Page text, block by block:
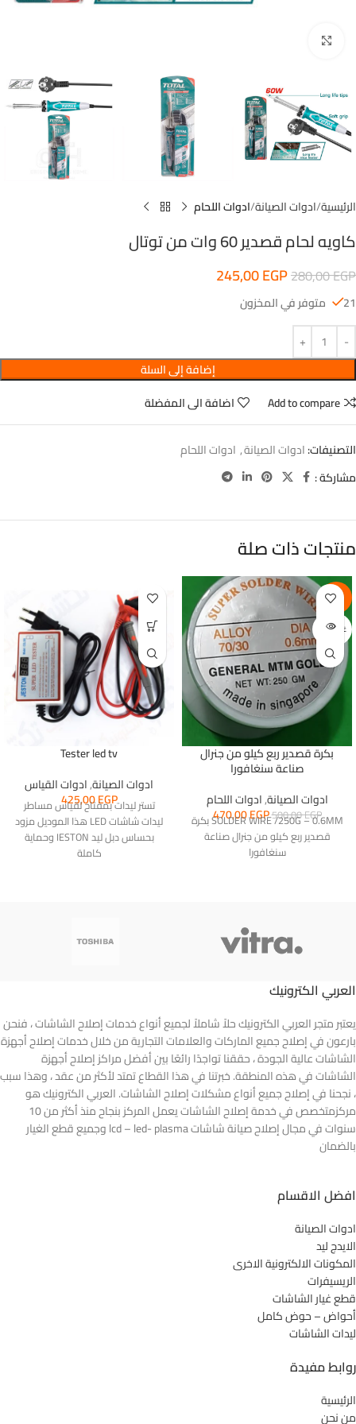
الرئيسية ادوات الصيانة ادوات اللحام
كاويه لحام قصدير 60 وات من توتال
280,00EGP
245,00EGP
21 متوفر في المخزون
إضافة إلى السلة
Add to compare
اضافة الى المفضلة
التصنيفات:ادوات الصيانة, ادوات اللحام
مشاركة :
منتجات ذات صلة
-6%
غير متوفر
بكرة قصدير ربع كيلو من جنرال
صناعة سنغافورا
ادوات الصيانة,ادوات اللحام
500,00EGP
470,00EGP
SOLDER WIRE /250G – 0.6MM بكرة
قصدير ربع كيلو من جنرال صناعة
سنغافورا
Tester led tv
ادوات الصيانة,ادوات القياس
425,00EGP
تستر ليدات بمفتاح لقياس مساطر
ليدات شاشات LED هذا الموديل مزود
بحساس دبل ليد IESTON وحماية
كاملة
العربي الكترونيك
يعتبر متجر العربي الكترونيك حلاً شاملاً لجميع أنواع خدمات إصلاح الشاشات ، فنحن
بارعون في إصلاح جميع الماركات والعلامات التجارية من خلال خدمات إصلاح أجهزة
الشاشات عالية الجودة ، حققنا تواجدًا رائعًا بين أفضل مراكز إصلاح أجهزة
الشاشات في هذه المنطقة. خبرتنا في هذا القطاع تمتد لأكثر من عقد ، وهذا سبب
، نجحنا في إصلاح جميع أنواع مشكلات إصلاح الشاشات. العربي الكترونيك هو
مركزمتخصص في خدمة إصلاح الشاشات يعمل المركز بنجاح منذ أكثر من 10
سنوات في مجال إصلاح صيانة شاشات lcd – led- plasma وجميع قطع الغيار
بالضمان
افضل الاقسام
ادوات الصيانة
الايدج ليد
المكونات الالكترونية الاخرى
الريسيفرات
قطع غيار الشاشات
أحواض – حوض كامل
ليدات الشاشات
روابط مفيدة
الرئيسية
من نحن